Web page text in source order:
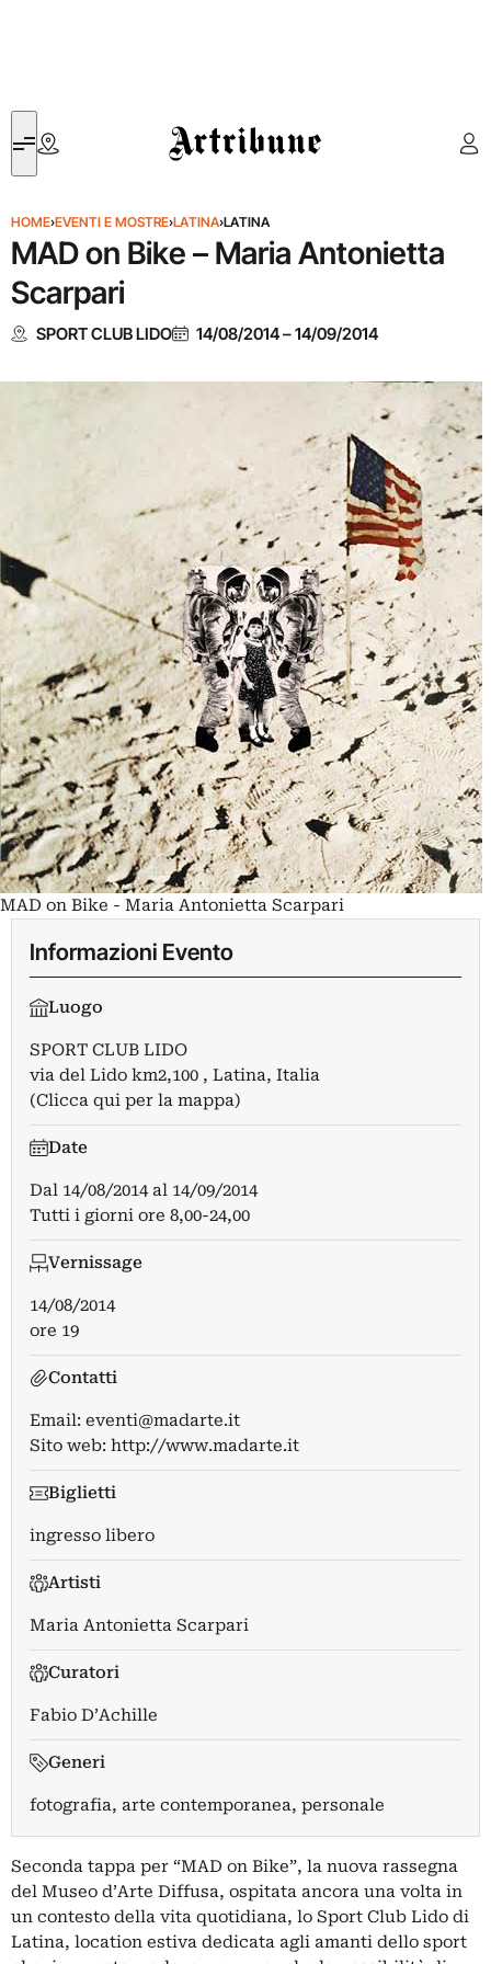
Artribune
HOME›EVENTI E MOSTRE›LATINA›LATINA
MAD on Bike – Maria Antonietta
Scarpari
SPORT CLUB LIDO 14/08/2014–14/09/2014
MAD on Bike - Maria Antonietta Scarpari
Informazioni Evento
Luogo
SPORT CLUB LIDO
via del Lido km2,100 , Latina, Italia
(Clicca qui per la mappa)
Date
Dal 14/08/2014al 14/09/2014
Tutti i giorni ore 8,00-24,00
Vernissage
14/08/2014
ore 19
Contatti
Email: eventi@madarte.it
Sito web: http://www.madarte.it
Biglietti
ingresso libero
Artisti
Maria Antonietta Scarpari
Curatori
Fabio D’Achille
Generi
fotografia, arte contemporanea, personale
Seconda tappa per “MAD on Bike”, la nuova rassegna
del Museo d’Arte Diffusa, ospitata ancora una volta in
un contesto della vita quotidiana, lo Sport Club Lido di
Latina, location estiva dedicata agli amanti dello sport